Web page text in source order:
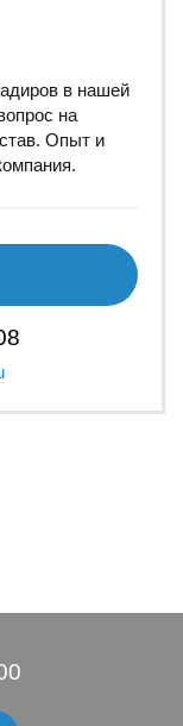
в нашей
на
Опыт и